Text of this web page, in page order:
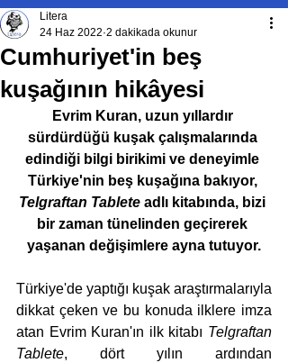
Cumhuriyet'in beş
kuşağının hikâyesi
Litera
24 Haz 2022 2 dakikada okunur
Evrim Kuran, uzun yıllardır
sürdürdüğü kuşak çalışmalarında
edindiği bilgi birikimi ve deneyimle
Türkiye'nin beş kuşağına bakıyor,
Telgraftan Tablete adlı kitabında, bizi
bir zaman tünelinden geçirerek
yaşanan değişimlere ayna tutuyor.
Türkiye'de yaptığı kuşak araştırmalarıyla
dikkat çeken ve bu konuda ilklere imza
atan Evrim Kuran'ın ilk kitabı Telgraftan
Tablete, dört yılın ardından